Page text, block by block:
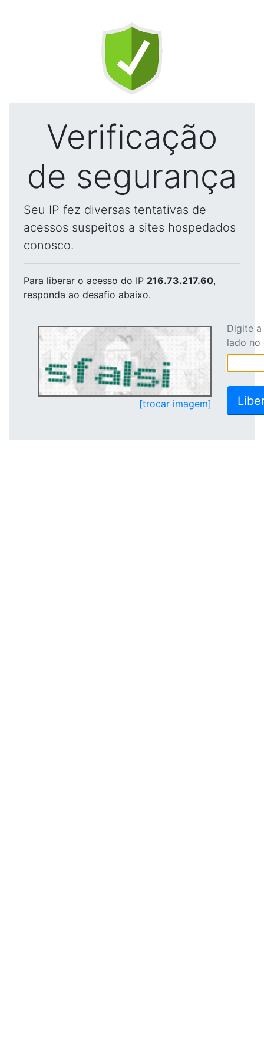
Verificação
de segurança
Seu IP fez diversas tentativas de
acessos suspeitos a sites hospedados
conosco.
Para liberar o acesso do IP 216.73.217.60,
responda ao desafio abaixo.
[trocar imagem]
Digite
lado no